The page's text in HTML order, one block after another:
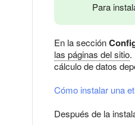
Para
En la sección
las páginas del sitio.
cálculo de datos
Cómo instalar una
Después de la